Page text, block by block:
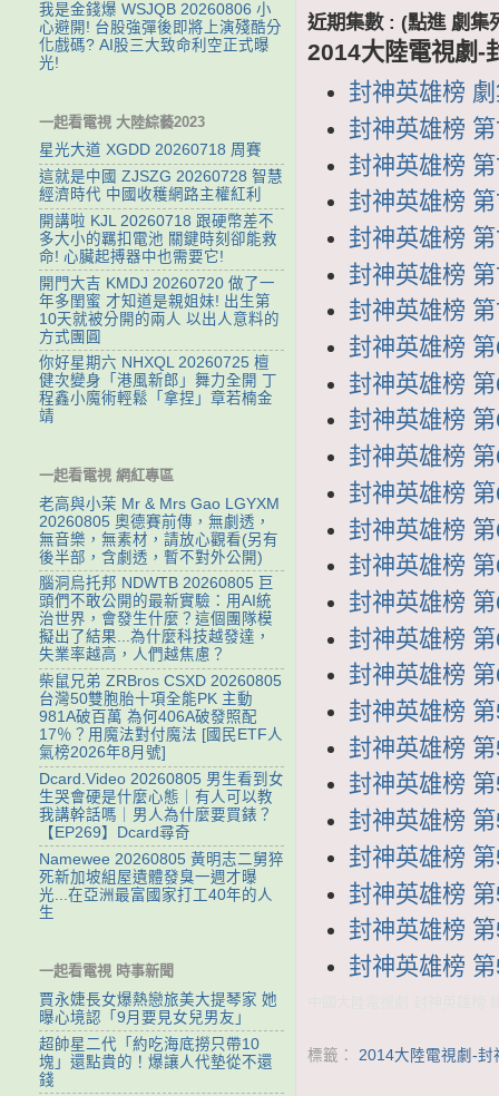
近期集數 : (點進 劇集
2014大陸電視劇-
封神英雄榜
封神英雄榜
封神英雄榜
封神英雄榜
封神英雄榜
封神英雄榜
封神英雄榜
封神英雄榜
封神英雄榜
封神英雄榜
封神英雄榜
封神英雄榜
封神英雄榜
封神英雄榜
封神英雄榜
封神英雄榜
封神英雄榜
封神英雄榜
封神英雄榜
封神英雄榜
封神英雄榜
封神英雄榜
封神英雄榜
封神英雄榜
封神英雄榜
標籤： 2014大陸電視劇-封
我是金錢爆 WSJQB 20260806 小
心避開! 台股強彈後即將上演殘酷分
化戲碼? AI股三大致命利空正式曝
光!
一起看電視 大陸綜藝2023
星光大道 XGDD 20260718 周賽
這就是中國 ZJSZG 20260728 智慧
經濟時代 中國收穫網路主權紅利
開講啦 KJL 20260718 跟硬幣差不
多大小的羈扣電池 關鍵時刻卻能救
命! 心臟起搏器中也需要它!
開門大吉 KMDJ 20260720 做了一
年多閨蜜 才知道是親姐妹! 出生第
10天就被分開的兩人 以出人意料的
方式團圓
你好星期六 NHXQL 20260725 檀
健次變身「港風新郎」舞力全開 丁
程鑫小魔術輕鬆「拿捏」章若楠金
靖
一起看電視 網紅專區
老高與小茉 Mr & Mrs Gao LGYXM
20260805 奧德賽前傳，無劇透，
無音樂，無素材，請放心觀看(另有
後半部，含劇透，暫不對外公開)
腦洞烏托邦 NDWTB 20260805 巨
頭們不敢公開的最新實驗：用AI統
治世界，會發生什麼？這個團隊模
擬出了結果...為什麼科技越發達，
失業率越高，人們越焦慮？
柴鼠兄弟 ZRBros CSXD 20260805
台灣50雙胞胎十項全能PK 主動
981A破百萬 為何406A破發照配
17％？用魔法對付魔法 [國民ETF人
氣榜2026年8月號]
Dcard.Video 20260805 男生看到女
生哭會硬是什麼心態｜有人可以教
我講幹話嗎｜男人為什麼要買錶？
【EP269】Dcard尋奇
Namewee 20260805 黃明志二舅猝
死新加坡組屋遺體發臭一週才曝
光...在亞洲最富國家打工40年的人
生
一起看電視 時事新聞
賈永婕長女爆熱戀旅美大提琴家 她
曝心境認「9月要見女兒男友」
超帥星二代「約吃海底撈只帶10
塊」還點貴的！爆讓人代墊從不還
錢